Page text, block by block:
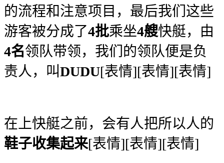
的流程和注意项目，最后我们这些
游客被分成了4批乘坐4艘快艇，由
4名领队带领，我们的领队便是负
责人，叫DUDU[表情][表情][表情]
在上快艇之前，会有人把所以人的
鞋子收集起来[表情][表情][表情]